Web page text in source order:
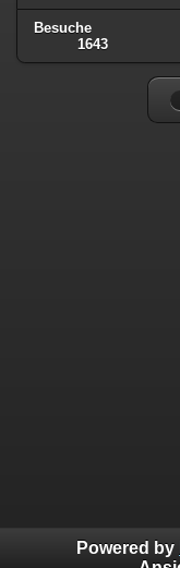
Besuche
1643
Powered by